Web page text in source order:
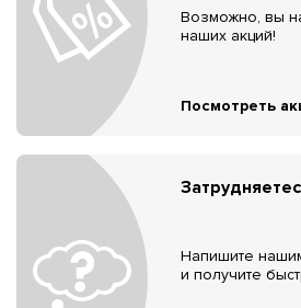
Возможно, вы
наших акций!
Посмотреть
Напишите
и получите